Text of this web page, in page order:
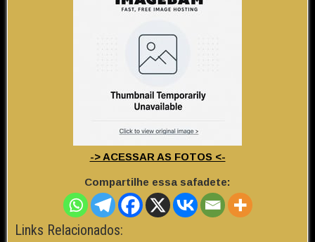
-> ACESSAR AS FOTOS <-
Compartilhe essa safadete:
Links Relacionados: